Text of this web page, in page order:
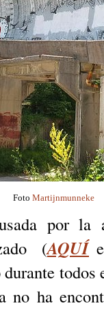
FotoMartijnmunneke
por la
(AQUÍ
no ha